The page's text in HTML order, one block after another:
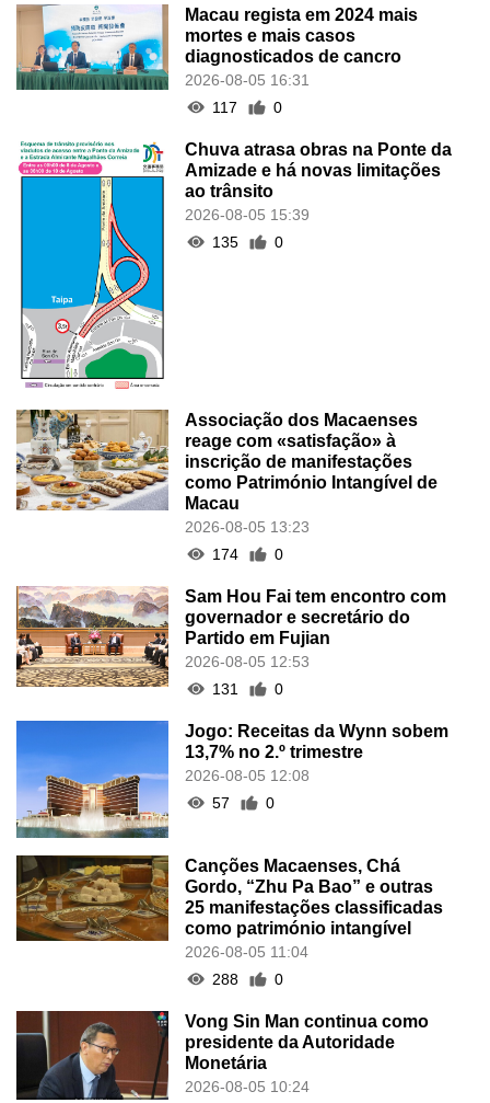
Macau regista em 2024 mais
mortes e mais casos
diagnosticados de cancro
2026-08-05 16:31
117
0
Chuva atrasa obras na Ponte da
Amizade e há novas limitações
ao trânsito
2026-08-05 15:39
135
0
Associação dos Macaenses
reage com «satisfação» à
inscrição de manifestações
como Património Intangível de
Macau
2026-08-05 13:23
174
0
Sam Hou Fai tem encontro com
governador e secretário do
Partido em Fujian
2026-08-05 12:53
131
0
Jogo: Receitas da Wynn sobem
13,7% no 2.º trimestre
2026-08-05 12:08
57
0
Canções Macaenses, Chá
Gordo, “Zhu Pa Bao” e outras
25 manifestações classificadas
como património intangível
2026-08-05 11:04
288
0
Vong Sin Man continua como
presidente da Autoridade
Monetária
2026-08-05 10:24